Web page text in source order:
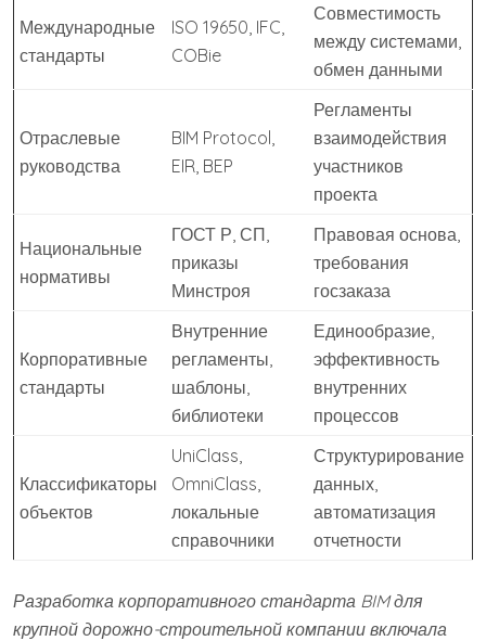
Международные
стандарты
ISO 19650, IFC,
COBie
Совместимость
между системами,
обмен данными
Отраслевые
руководства
BIM Protocol,
EIR, BEP
Регламенты
взаимодействия
участников
проекта
Национальные
нормативы
ГОСТ Р, СП,
приказы
Минстроя
Правовая основа,
требования
госзаказа
Корпоративные
стандарты
Внутренние
регламенты,
шаблоны,
библиотеки
Единообразие,
эффективность
внутренних
процессов
Классификаторы
объектов
UniClass,
OmniClass,
локальные
справочники
Структурирование
данных,
автоматизация
отчетности
Разработка корпоративного стандарта BIM для
крупной дорожно-строительной компании включала